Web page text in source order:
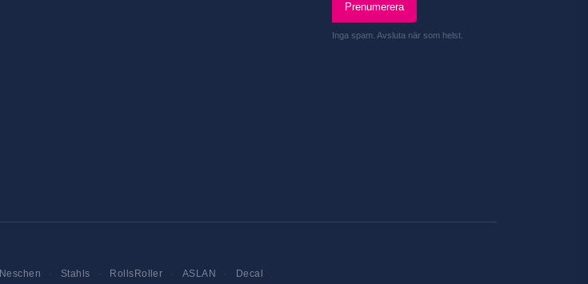
Prenumerera
Inga spam. Avsluta när som helst.
Neschen Stahls RollsRoller ASLAN Decal